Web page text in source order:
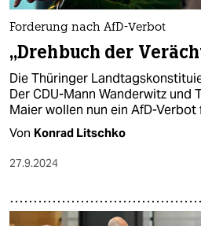
Forderung nach AfD-Verbot
„Drehbuch der
Die Thüringer
Der CDU-Mann Wanderwitz und
Maier wollen nun ein AfD-Verbot
Von Konrad Litschko
27.9.2024